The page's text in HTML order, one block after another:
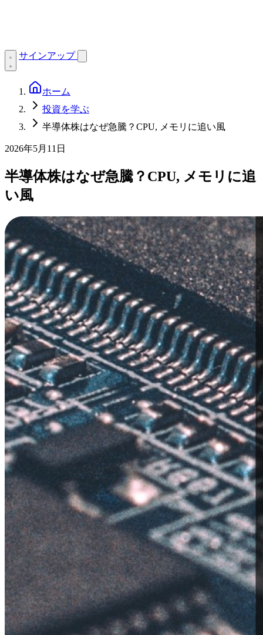
サインアップ
ホーム
投資を学ぶ
半導体株はなぜ急騰？CPU, メモリに追い風
2026年5月11日
半導体株はなぜ急騰？CPU, メモリに追
い風